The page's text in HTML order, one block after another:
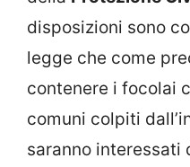
disposizioni sono
legge che come
contenere i focolai
comuni colpiti
saranno interessati